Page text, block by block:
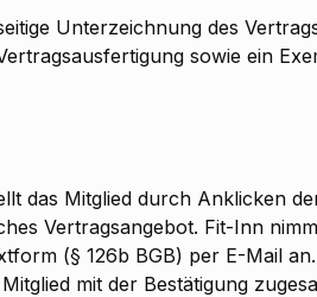
Unterzeichnung des
sowie ein
das Mitglied durch Anklicken
Vertragsangebot. Fit-Inn
(§ 126b BGB) per E-Mail
mit der Bestätigung